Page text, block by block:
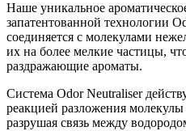
Наше уникальное
запатентованной технологии
соединяется с молекулами
их на более мелкие частицы,
раздражающие ароматы.
Система Odor Neutraliser
реакцией разложения
разрушая связь между